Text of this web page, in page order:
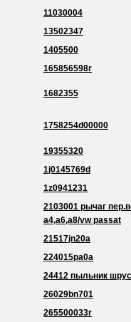
11030004
13502347
1405500
165856598r
1682355
1758254d00000
19355320
1j0145769d
1z0941231
2103001 рычаг
a4,a6,a8/vw passat
21517jn20a
224015pa0a
24412 пыльник
26029bn701
265500033r